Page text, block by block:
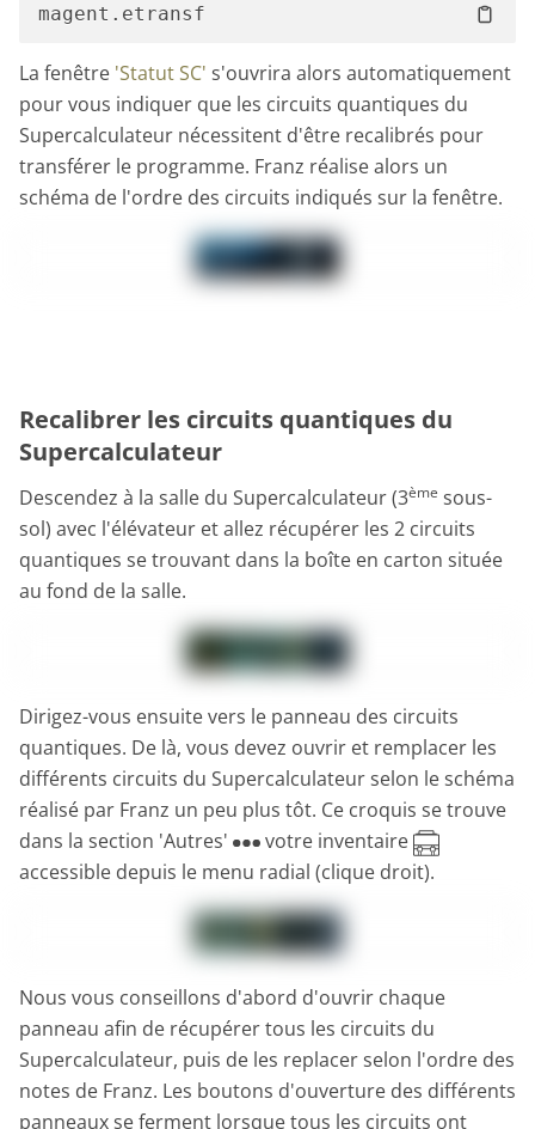
La fenêtre 'Statut SC' s'ouvrira alors automatiquement
pour vous indiquer que les circuits quantiques du
Supercalculateur nécessitent d'être recalibrés pour
transférer le programme. Franz réalise alors un
schéma de l'ordre des circuits indiqués sur la fenêtre.
Recalibrer les circuits quantiques du
Supercalculateur
Descendez à la salle du Supercalculateur (3ème sous-
sol) avec l'élévateur et allez récupérer les 2 circuits
quantiques se trouvant dans la boîte en carton située
au fond de la salle.
Dirigez-vous ensuite vers le panneau des circuits
quantiques. De là, vous devez ouvrir et remplacer les
différents circuits du Supercalculateur selon le schéma
réalisé par Franz un peu plus tôt. Ce croquis se trouve
dans la section 'Autres'
votre inventaire
accessible depuis le menu radial (clique droit).
Nous vous conseillons d'abord d'ouvrir chaque
panneau afin de récupérer tous les circuits du
Supercalculateur, puis de les replacer selon l'ordre des
notes de Franz. Les boutons d'ouverture des différents
panneaux se ferment lorsque tous les circuits ont